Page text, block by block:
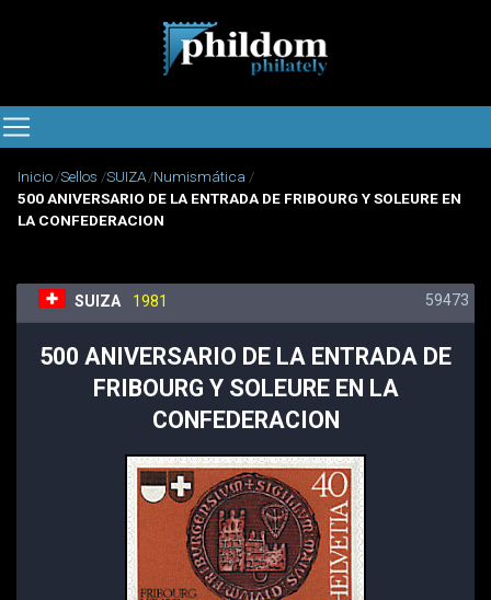
Inicio Sellos SUIZA Numismática
500 ANIVERSARIO DE LA ENTRADA DE FRIBOURG Y SOLEURE EN
LA CONFEDERACION
SUIZA 1981 59473
500 ANIVERSARIO DE LA ENTRADA DE
FRIBOURG Y SOLEURE EN LA
CONFEDERACION